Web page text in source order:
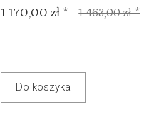
1 170,00 zł * 1 463,00 zł *
Do koszyka